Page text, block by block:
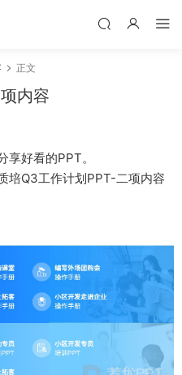
正文
内容
好看的PPT。
培Q3工作计划PPT-二项内容